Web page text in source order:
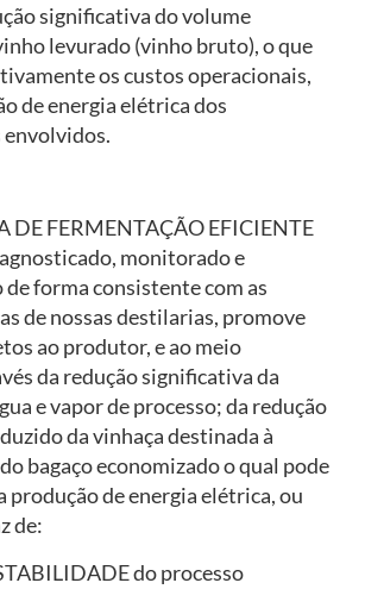
significativa do volume
levurado (vinho bruto), o que
os custos operacionais,
de energia elétrica dos
DE FERMENTAÇÃO EFICIENTE
monitorado e
forma consistente com as
de nossas destilarias, promove
ao produtor, e ao meio
da redução significativa da
e vapor de processo; da redução
da vinhaça destinada à
bagaço economizado o qual pode
produção de energia elétrica, ou
de:
do processo